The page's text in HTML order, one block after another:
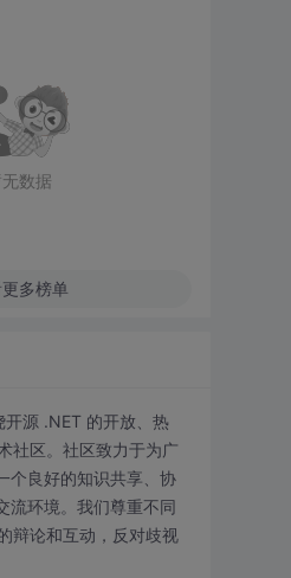
数据
多榜单
源 .NET 的开放、热
社区。社区致力于为广
个良好的知识共享、协
流环境。我们尊重不同
辩论和互动，反对歧视